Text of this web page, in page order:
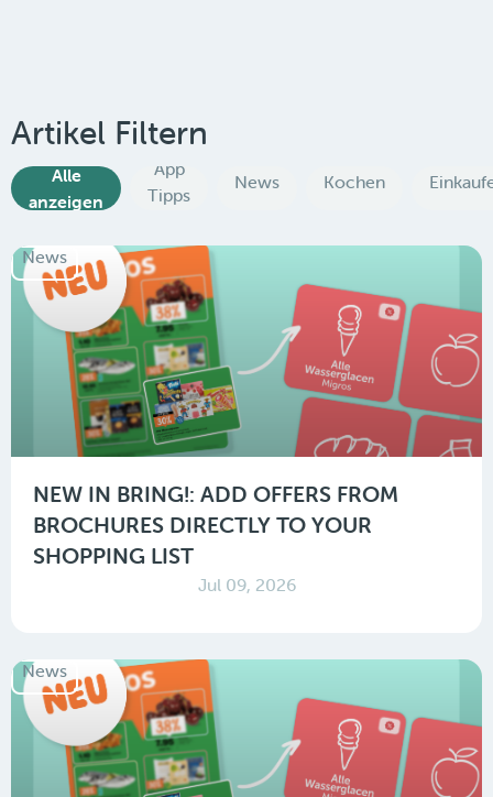
Artikel Filtern
Alle
anzeigen
App
Tipps
News Kochen
News
NEW IN BRING!: ADD OFFERS FROM
BROCHURES DIRECTLY TO YOUR
SHOPPING LIST
Jul 09, 2026
News